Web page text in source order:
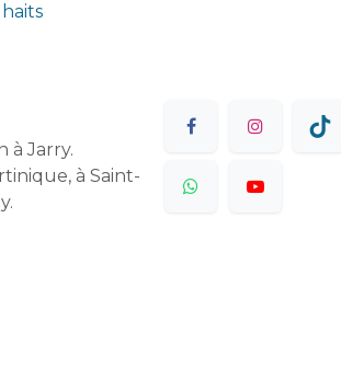
à Jarry.
à Saint-